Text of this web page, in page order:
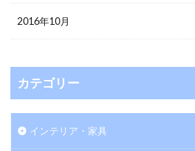
2016年10月
カテゴリー
インテリア・家具